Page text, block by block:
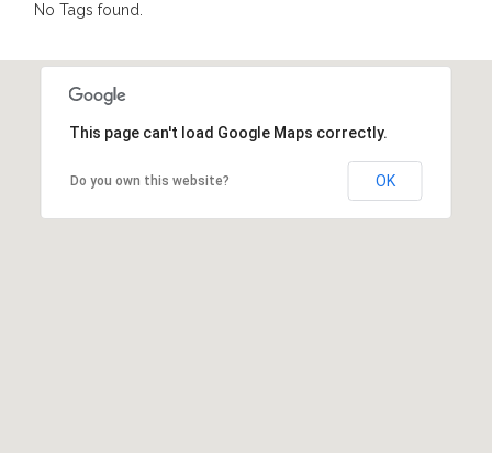
No Tags found.
This page can't load Google Maps correctly.
Do you own this website? OK